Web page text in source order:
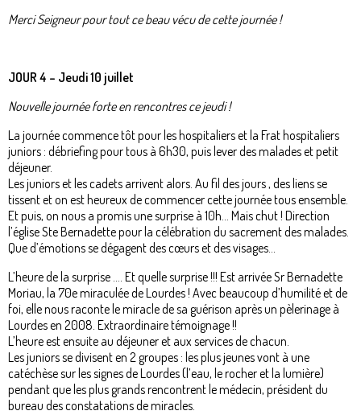
Merci Seigneur pour tout ce beau vécu de cette journée !
JOUR 4 – Jeudi 10 juillet
Nouvelle journée forte en rencontres ce jeudi !
La journée commence tôt pour les hospitaliers et la Frat hospitaliers
juniors : débriefing pour tous à 6h30, puis lever des malades et petit
déjeuner.
Les juniors et les cadets arrivent alors. Au fil des jours , des liens se
tissent et on est heureux de commencer cette journée tous ensemble.
Et puis, on nous a promis une surprise à 10h… Mais chut ! Direction
l’église Ste Bernadette pour la célébration du sacrement des malades.
Que d’émotions se dégagent des cœurs et des visages...
L’heure de la surprise …. Et quelle surprise !!! Est arrivée Sr Bernadette
Moriau, la 70e miraculée de Lourdes ! Avec beaucoup d’humilité et de
foi, elle nous raconte le miracle de sa guérison après un pèlerinage à
Lourdes en 2008. Extraordinaire témoignage !!
L’heure est ensuite au déjeuner et aux services de chacun.
Les juniors se divisent en 2 groupes : les plus jeunes vont à une
catéchèse sur les signes de Lourdes (l’eau, le rocher et la lumière)
pendant que les plus grands rencontrent le médecin, président du
bureau des constatations de miracles.